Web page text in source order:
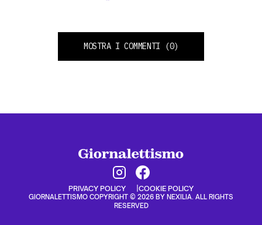
MOSTRA I COMMENTI (0)
PRIVACY POLICY COOKIE POLICY
GIORNALETTISMO COPYRIGHT © 2026 BY NEXILIA. ALL RIGHTS
RESERVED